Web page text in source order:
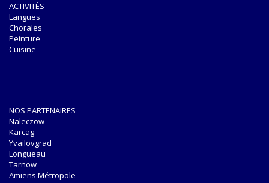
ACTIVITÉS
Langues
Chorales
Peinture
Cuisine
NOS PARTENAIRES
Naleczow
Karcag
Yvailovgrad
Longueau
Tarnow
Amiens Métropole